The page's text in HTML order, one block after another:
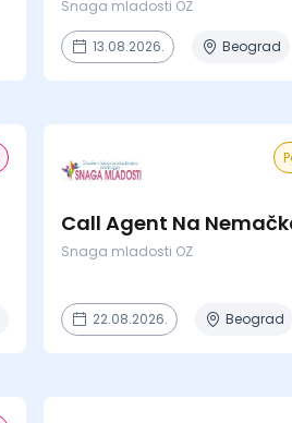
Snaga mladosti OZ
13.08.2026. Beograd
Call Agent Na
Snaga mladosti OZ
22.08.2026. Beograd